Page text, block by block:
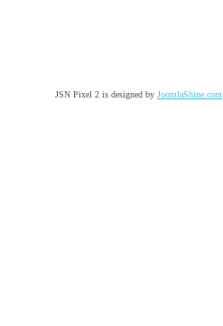
JSN Pixel 2 is designed by JoomlaShine.com